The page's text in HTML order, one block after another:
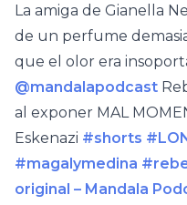
La amiga de Gianella
de un perfume
que el olor era
@mandalapodcast
al exponer MAL
Eskenazi #shorts
#magalymedina
original – Mandala